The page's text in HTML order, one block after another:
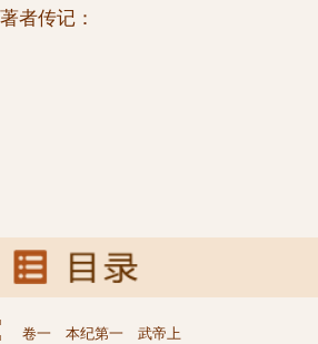
著者传记：
卷一 本纪第一 武帝上